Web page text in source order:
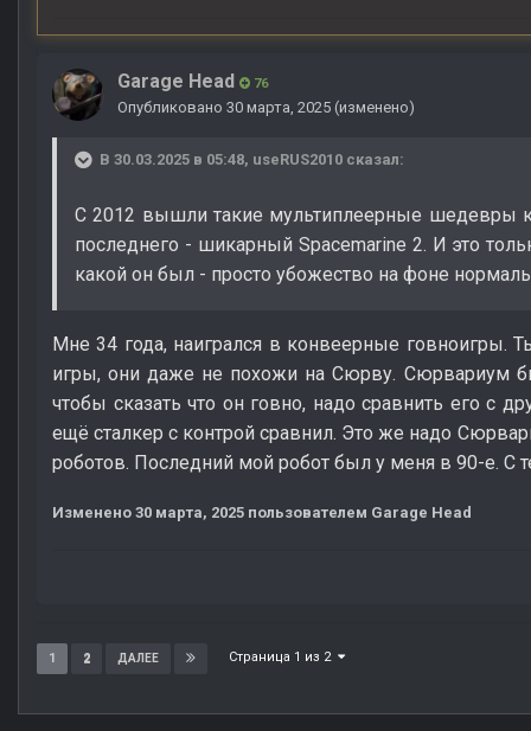
Garage Head 76
Опубликовано 30 марта, 2025 (изменено)
В 30.03.2025 в 05:48, useRUS2010 сказал:
С 2012 вышли такие мультиплеерные шедевры
последнего - шикарный Spacemarine 2. И это
какой он был - просто убожество на фоне
Мне 34 года, наигрался в конвеерные говноигры.
игры, они даже не похожи на Сюрву. Сюрвариум
чтобы сказать что он говно, надо сравнить его с
ещё сталкер с контрой сравнил. Это же надо
роботов. Последний мой робот был у меня в 90-е. С
Изменено 30 марта, 2025 пользователем Garage Head
1 2 ДАЛЕЕ Страница 1 из 2